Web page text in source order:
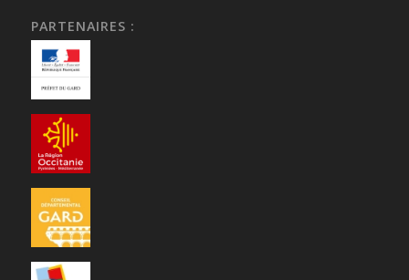
PARTENAIRES :